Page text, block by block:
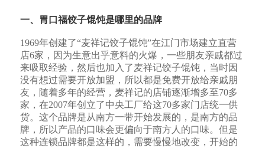
一、胃口福饺子馄饨是哪里的品牌
1969年创建了“麦祥记饺子馄饨”在江门市场建立直营
店6家，因为生意出乎意料的火爆，一些朋友亲戚都过
来吸取经验，然后也加入了麦祥记饺子馄饨，当时因
没有想过需要开放加盟，所以都是免费开放给亲戚朋
友，随着多年的经营，麦祥记的店铺逐渐增多至70多
家，在2007年创立了中央工厂给这70多家门店统一供
货。这个品牌是从南方一带开始发展的，是南方的品
牌，所以产品的口味会更偏向于南方人的口味。但是
这种连锁品牌都是这样的，需要慢慢地改变，开始的